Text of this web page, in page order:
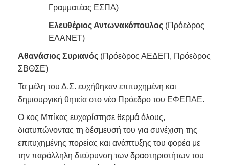
Γραμματέας ΕΣΠΑ)
Ελευθέριος Αντωνακόπουλος (Πρόεδρος
ΕΛΑΝΕΤ)
Αθανάσιος Συριανός (Πρόεδρος ΑΕΔΕΠ, Πρόεδρος
ΣΒΘΣΕ)
Τα μέλη του Δ.Σ. ευχήθηκαν επιτυχημένη και
δημιουργική θητεία στο νέο Πρόεδρο του ΕΦΕΠΑΕ.
Ο κος Μπίκας ευχαρίστησε θερμά όλους,
διατυπώνοντας τη δέσμευσή του για συνέχιση της
επιτυχημένης πορείας και ανάπτυξης του φορέα με
την παράλληλη διεύρυνση των δραστηριοτήτων του